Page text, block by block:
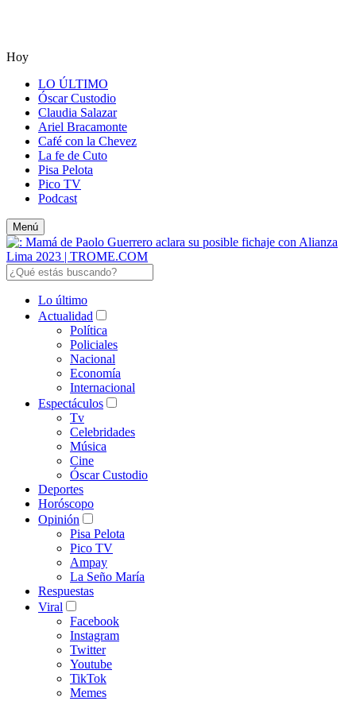
Hoy
LO ÚLTIMO
Óscar Custodio
Claudia Salazar
Ariel Bracamonte
Café con la Chevez
La fe de Cuto
Pisa Pelota
Pico TV
Podcast
Menú
Lo último
Actualidad
Política
Policiales
Nacional
Economía
Internacional
Espectáculos
Tv
Celebridades
Música
Cine
Óscar Custodio
Deportes
Horóscopo
Opinión
Pisa Pelota
Pico TV
Ampay
La Seño María
Respuestas
Viral
Facebook
Instagram
Twitter
Youtube
TikTok
Memes